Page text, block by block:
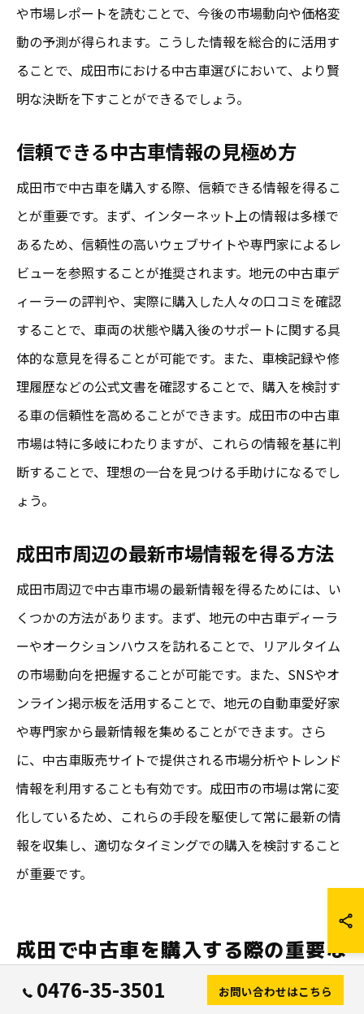
や市場レポートを読むことで、今後の市場動向や価格変
動の予測が得られます。こうした情報を総合的に活用す
ることで、成田市における中古車選びにおいて、より賢
明な決断を下すことができるでしょう。
信頼できる中古車情報の見極め方
成田市で中古車を購入する際、信頼できる情報を得るこ
とが重要です。まず、インターネット上の情報は多様で
あるため、信頼性の高いウェブサイトや専門家によるレ
ビューを参照することが推奨されます。地元の中古車デ
ィーラーの評判や、実際に購入した人々の口コミを確認
することで、車両の状態や購入後のサポートに関する具
体的な意見を得ることが可能です。また、車検記録や修
理履歴などの公式文書を確認することで、購入を検討す
る車の信頼性を高めることができます。成田市の中古車
市場は特に多岐にわたりますが、これらの情報を基に判
断することで、理想の一台を見つける手助けになるでし
ょう。
成田市周辺の最新市場情報を得る方法
成田市周辺で中古車市場の最新情報を得るためには、い
くつかの方法があります。まず、地元の中古車ディーラ
ーやオークションハウスを訪れることで、リアルタイム
の市場動向を把握することが可能です。また、SNSやオ
ンライン掲示板を活用することで、地元の自動車愛好家
や専門家から最新情報を集めることができます。さら
に、中古車販売サイトで提供される市場分析やトレンド
情報を利用することも有効です。成田市の市場は常に変
化しているため、これらの手段を駆使して常に最新の情
報を収集し、適切なタイミングでの購入を検討すること
が重要です。
成田で中古車を購入する際の重要な
チェックポイント
0476-35-3501 お問い合わせはこちら